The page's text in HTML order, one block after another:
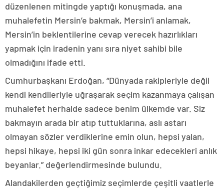
düzenlenen mitingde yaptığı konuşmada, ana
muhalefetin Mersin’e bakmak, Mersin’i anlamak,
Mersin’in beklentilerine cevap verecek hazırlıkları
yapmak için iradenin yanı sıra niyet sahibi bile
olmadığını ifade etti.
Cumhurbaşkanı Erdoğan, “Dünyada rakipleriyle değil
kendi kendileriyle uğraşarak seçim kazanmaya çalışan
muhalefet herhalde sadece benim ülkemde var. Siz
bakmayın arada bir atıp tuttuklarına, aslı astarı
olmayan sözler verdiklerine emin olun, hepsi yalan,
hepsi hikaye, hepsi iki gün sonra inkar edecekleri anlık
beyanlar.” değerlendirmesinde bulundu.
Alandakilerden geçtiğimiz seçimlerde çeşitli vaatlerle